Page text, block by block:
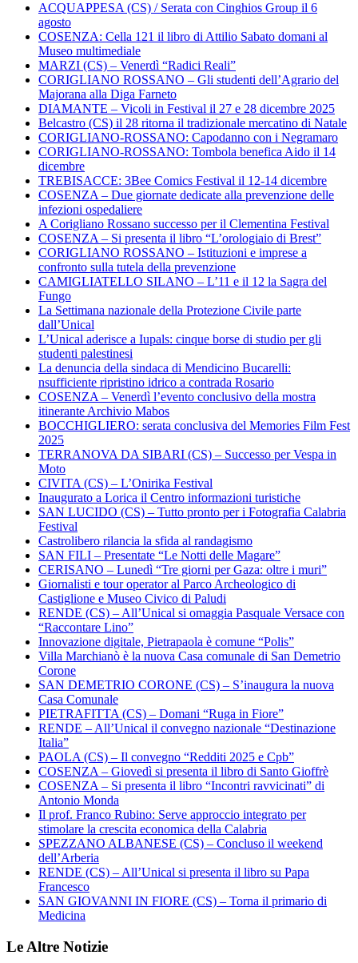
ACQUAPPESA (CS) / Serata con Cinghios Group il 6
agosto
COSENZA: Cella 121 il libro di Attilio Sabato domani al
Museo multimediale
MARZI (CS) – Venerdì “Radici Reali”
CORIGLIANO ROSSANO – Gli studenti dell’Agrario del
Majorana alla Diga Farneto
DIAMANTE – Vicoli in Festival il 27 e 28 dicembre 2025
Belcastro (CS) il 28 ritorna il tradizionale mercatino di Natale
CORIGLIANO-ROSSANO: Capodanno con i Negramaro
CORIGLIANO-ROSSANO: Tombola benefica Aido il 14
dicembre
TREBISACCE: 3Bee Comics Festival il 12-14 dicembre
COSENZA – Due giornate dedicate alla prevenzione delle
infezioni ospedaliere
A Corigliano Rossano successo per il Clementina Festival
COSENZA – Si presenta il libro “L’orologiaio di Brest”
CORIGLIANO ROSSANO – Istituzioni e imprese a
confronto sulla tutela della prevenzione
CAMIGLIATELLO SILANO – L’11 e il 12 la Sagra del
Fungo
La Settimana nazionale della Protezione Civile parte
dall’Unical
L’Unical aderisce a Iupals: cinque borse di studio per gli
studenti palestinesi
La denuncia della sindaca di Mendicino Bucarelli:
nsufficiente ripristino idrico a contrada Rosario
COSENZA – Venerdì l’evento conclusivo della mostra
itinerante Archivio Mabos
BOCCHIGLIERO: serata conclusiva del Memories Film Fest
2025
TERRANOVA DA SIBARI (CS) – Successo per Vespa in
Moto
CIVITA (CS) – L’Onirika Festival
Inaugurato a Lorica il Centro informazioni turistiche
SAN LUCIDO (CS) – Tutto pronto per i Fotografia Calabria
Festival
Castrolibero rilancia la sfida al randagismo
SAN FILI – Presentate “Le Notti delle Magare”
CERISANO – Lunedì “Tre giorni per Gaza: oltre i muri”
Giornalisti e tour operator al Parco Archeologico di
Castiglione e Museo Civico di Paludi
RENDE (CS) – All’Unical si omaggia Pasquale Versace con
“Raccontare Lino”
Innovazione digitale, Pietrapaola è comune “Polis”
Villa Marchianò è la nuova Casa comunale di San Demetrio
Corone
SAN DEMETRIO CORONE (CS) – S’inaugura la nuova
Casa Comunale
PIETRAFITTA (CS) – Domani “Ruga in Fiore”
RENDE – All’Unical il convegno nazionale “Destinazione
Italia”
PAOLA (CS) – Il convegno “Redditi 2025 e Cpb”
COSENZA – Giovedì si presenta il libro di Santo Gioffrè
COSENZA – Si presenta il libro “Incontri ravvicinati” di
Antonio Monda
Il prof. Franco Rubino: Serve approccio integrato per
stimolare la crescita economica della Calabria
SPEZZANO ALBANESE (CS) – Concluso il weekend
dell’Arberia
RENDE (CS) – All’Unical si presenta il libro su Papa
Francesco
SAN GIOVANNI IN FIORE (CS) – Torna il primario di
Medicina
Le Altre Notizie